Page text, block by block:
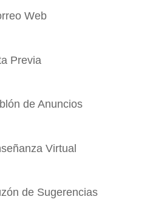
Web
Previa
de Anuncios
Virtual
de Sugerencias